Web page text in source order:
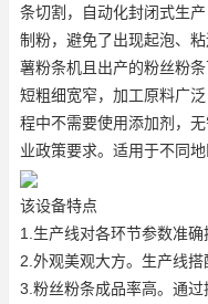
条切割，自动化封闭式生
制粉，避免了出现起泡、
薯粉条机 且出产的粉丝粉
短粗细宽窄，加工原料广
程中不需要使用添加剂，
业政策要求。适用于不同
该设备特点
1.生产线对各环节参数准确
2.外观美观大方。生产线搭
3.粉丝粉条成品率高。通